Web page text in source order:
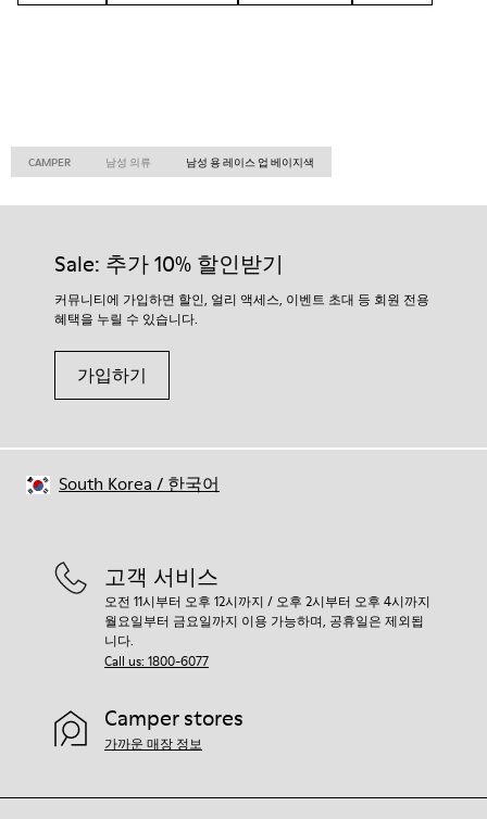
CAMPER 남성 의류 남성 용 레이스 업 베이지색
Sale: 추가 10% 할인받기
커뮤니티에 가입하면 할인, 얼리 액세스, 이벤트 초대 등 회원 전용
혜택을 누릴 수 있습니다.
가입하기
고객 서비스
오전 11시부터 오후 12시까지 / 오후 2시부터 오후 4시까지
월요일부터 금요일까지 이용 가능하며, 공휴일은 제외됩
니다.
Call us: 1800-6077
Camper stores
가까운 매장 정보
South Korea / 한국어